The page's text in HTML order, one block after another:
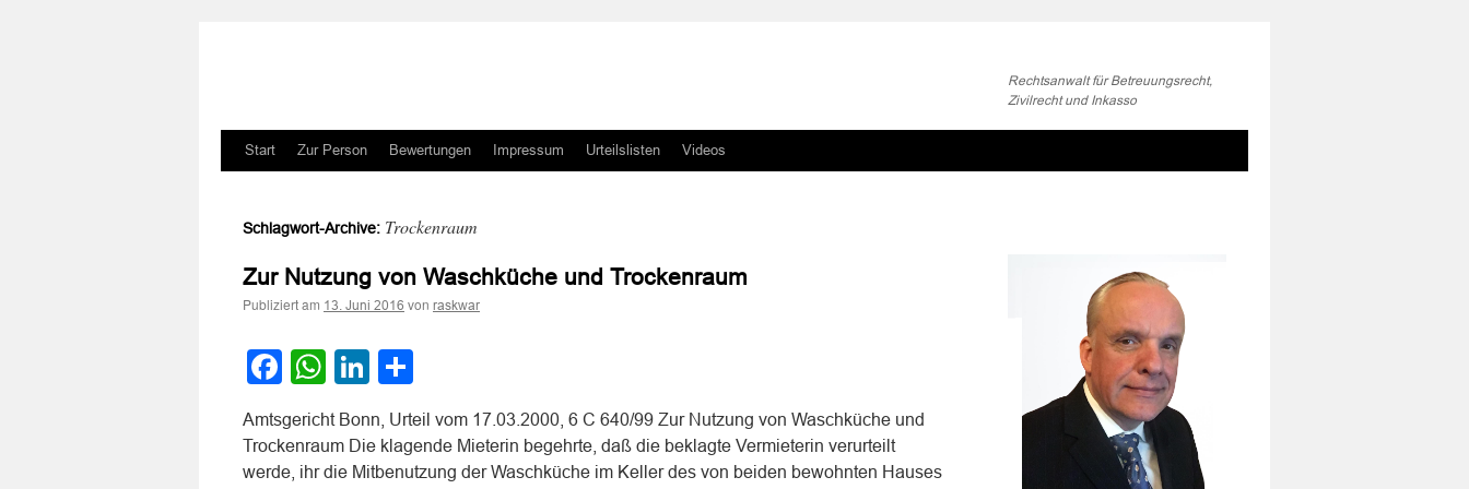
Rechtsanwalt für Betreuungsrecht,
Zivilrecht und Inkasso
Zum
springen
Start Zur Person Bewertungen Impressum Urteilslisten Videos
Schlagwort-Archive: Trockenraum
Zur Nutzung von Waschküche und Trockenraum
Publiziert am 13. Juni 2016 von raskwar
Facebook
WhatsApp
LinkedIn
Amtsgericht Bonn, Urteil vom 17.03.2000, 6 C 640/99 Zur Nutzung von Waschküche und
Trockenraum Die klagende Mieterin begehrte, daß die beklagte Vermieterin verurteilt
werde, ihr die Mitbenutzung der Waschküche im Keller des von beiden bewohnten Hauses